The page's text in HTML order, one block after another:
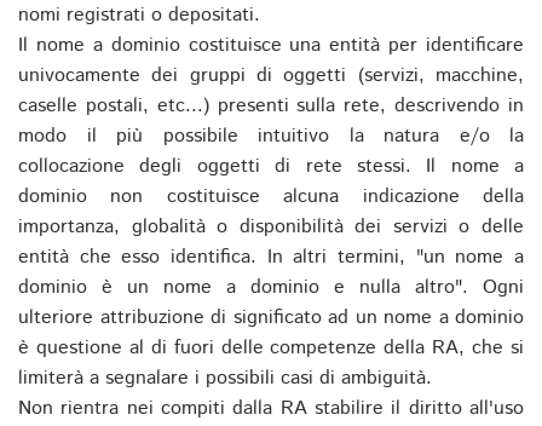
nomi registrati o depositati.
Il nome a dominio costituisce una entità per identificare
univocamente dei gruppi di oggetti (servizi, macchine,
caselle postali, etc...) presenti sulla rete, descrivendo in
modo il più possibile intuitivo la natura e/o la
collocazione degli oggetti di rete stessi. Il nome a
dominio non costituisce alcuna indicazione della
importanza, globalità o disponibilità dei servizi o delle
entità che esso identifica. In altri termini, "un nome a
dominio è un nome a dominio e nulla altro". Ogni
ulteriore attribuzione di significato ad un nome a dominio
è questione al di fuori delle competenze della RA, che si
limiterà a segnalare i possibili casi di ambiguità.
Non rientra nei compiti dalla RA stabilire il diritto all'uso